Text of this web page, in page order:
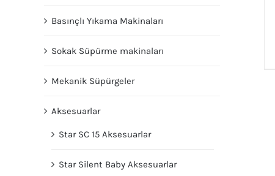
Basınçlı Yıkama Makinaları
Sokak Süpürme makinaları
Mekanik Süpürgeler
Aksesuarlar
Star SC 15 Aksesuarlar
Star Silent Baby Aksesuarlar